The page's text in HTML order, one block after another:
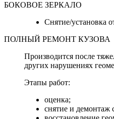
БОКОВОЕ ЗЕРКАЛО
Снятие/установка
ПОЛНЫЙ РЕМОНТ КУЗОВА
Производится после
других нарушениях
Этапы работ:
оценка;
снятие и демонтаж